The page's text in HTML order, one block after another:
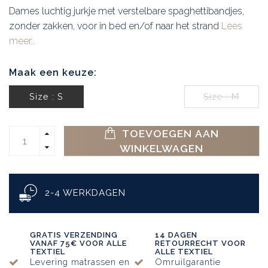
Dames luchtig jurkje met verstelbare spaghettibandjes,
zonder zakken, voor in bed en/of naar het strand Lees
meer..
Maak een keuze:
Size : S Size : M
TOEVOEGEN AAN
WINKELWAGEN
2-4 WERKDAGEN
GRATIS VERZENDING
VANAF 75€ VOOR ALLE
TEXTIEL
Levering matrassen en
14 DAGEN
RETOURRECHT VOOR
ALLE TEXTIEL
Omruilgarantie